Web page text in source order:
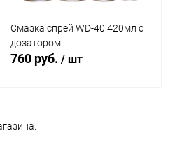
Смазка спрей WD-40 420мл с
дозатором
760 руб. / шт